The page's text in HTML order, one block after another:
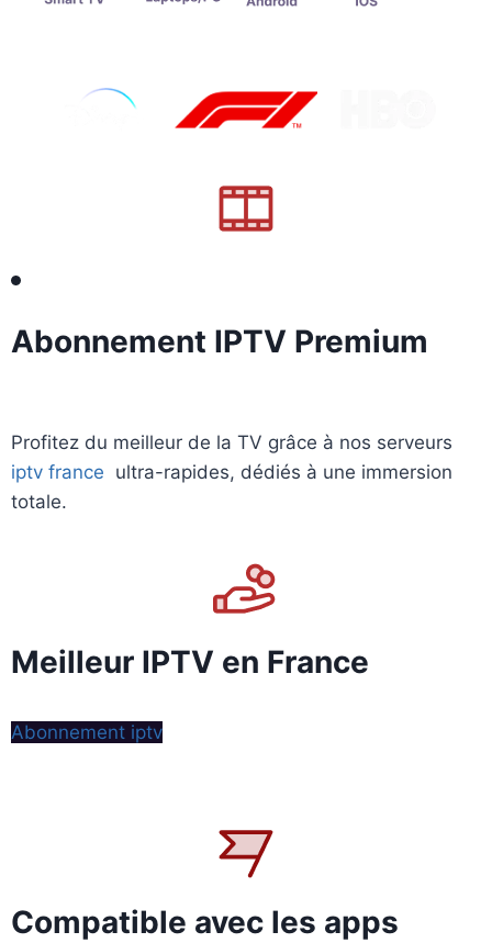
Abonnement IPTV Premium
Profitez du meilleur de la TV grâce à nos serveurs
iptv france ultra-rapides, dédiés à une immersion
totale.
Meilleur IPTV en France
Abonnement iptv
Compatible avec les apps